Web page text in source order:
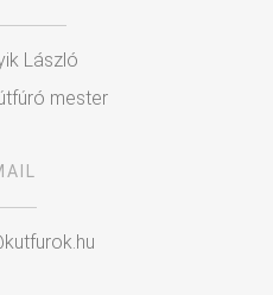
László
mester